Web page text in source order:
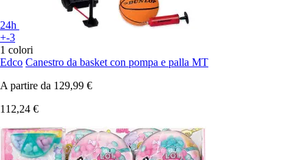
24h
+-3
1 colori
Edco Canestro da basket con pompa e palla MT
A partire da 129,99 €
112,24 €